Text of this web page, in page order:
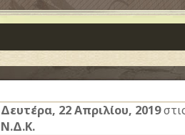
Δευτέρα, 22 Απριλίου, 2019
Ν.Δ.Κ.